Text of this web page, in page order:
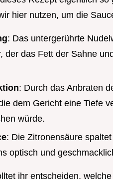
hier nutzen, um die
: Das untergerührte
der das Fett der Sahne
: Durch das Anbraten
dem Gericht eine Tiefe
würde.
: Die Zitronensäure
optisch und
ihr entscheiden,